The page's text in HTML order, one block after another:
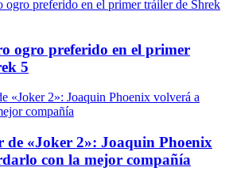
ogro preferido en el primer
5
de «Joker 2»: Joaquin Phoenix
con la mejor compañía